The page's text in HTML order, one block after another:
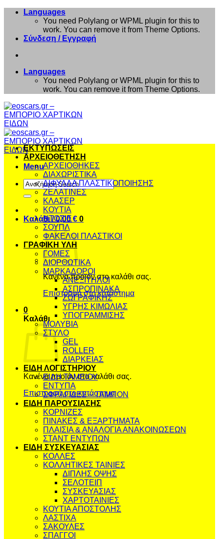
Μετάβαση
περιεχόμενο
Languages
You need Polylang or WPML plugin for this to
work. You can remove it from Theme Options.
Σύνδεση / Εγγραφή
Languages
You need Polylang or WPML plugin for this to
work. You can remove it from Theme Options.
Menu
Αναζήτηση
για:
Καλάθι /0,00€ 0
Κανένα προϊόν στο καλάθι σας.
Επιστροφή στο κατάστημα
0
Καλάθι
Κανένα προϊόν στο καλάθι σας.
Επιστροφή στο κατάστημα
ΕΚΤΥΠΩΣΕΙΣ
ΑΡΧΕΙΟΘΕΤΗΣΗ
ΑΡΧΕΙΟΘΗΚΕΣ
ΔΙΑΧΩΡΙΣΤΙΚΑ
ΔΙΦΥΛΛΑ ΠΛΑΣΤΙΚΟΠΟΙΗΣΗΣ
ΖΕΛΑΤΙΝΕΣ
ΚΛΑΣΕΡ
ΚΟΥΤΙΑ
ΝΤΟΣΙΕ
ΣΟΥΠΛ
ΦΑΚΕΛΟΙ ΠΛΑΣΤΙΚΟΙ
ΓΡΑΦΙΚΗ ΥΛΗ
ΓΟΜΕΣ
ΔΙΟΡΘΩΤΙΚΑ
ΜΑΡΚΑΔΟΡΟΙ
ΑΝΕΞΙΤΗΛΟΙ
ΑΣΠΡΟΠΙΝΑΚΑ
ΖΩΓΡΑΦΙΚΗΣ
ΥΓΡΗΣ ΚΙΜΩΛΙΑΣ
ΥΠΟΓΡΑΜΜΙΣΗΣ
ΜΟΛΥΒΙΑ
ΣΤΥΛΟ
GEL
ROLLER
ΔΙΑΡΚΕΙΑΣ
ΕΙΔΗ ΛΟΓΙΣΤΗΡΙΟΥ
ΕΙΔΗ ΤΑΜΕΙΟΥ
ΕΝΤΥΠΑ
ΣΦΡΑΓΙΔΕΣ – ΤΑΜΠΟΝ
ΕΙΔΗ ΠΑΡΟΥΣΙΑΣΗΣ
ΚΟΡΝΙΖΕΣ
ΠΙΝΑΚΕΣ & ΕΞΑΡΤΗΜΑΤΑ
ΠΛΑΙΣΙΑ & ΑΝΑΛΟΓΙΑ ΑΝΑΚΟΙΝΩΣΕΩΝ
ΣΤΑΝΤ ΕΝΤΥΠΩΝ
ΕΙΔΗ ΣΥΣΚΕΥΑΣΙΑΣ
ΚΟΛΛΕΣ
ΚΟΛΛΗΤΙΚΕΣ ΤΑΙΝΙΕΣ
ΔΙΠΛΗΣ ΟΨΗΣ
ΣΕΛΟΤΕΙΠ
ΣΥΣΚΕΥΑΣΙΑΣ
ΧΑΡΤΟΤΑΙΝΙΕΣ
ΚΟΥΤΙΑ ΑΠΟΣΤΟΛΗΣ
ΛΑΣΤΙΧΑ
ΣΑΚΟΥΛΕΣ
ΣΠΑΓΓΟΙ